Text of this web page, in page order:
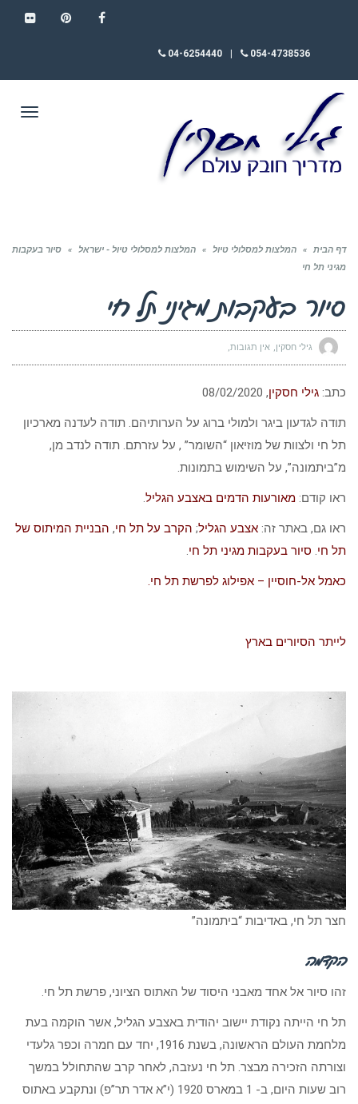
054-4738536
04-6254440
דף הבית » המלצות למסלולי טיול » המלצות למסלולי טיול - ישראל »
סיור בעקבות
מגיני תל חי
סיור בעקבות מגיני תל חי
גילי חסקין אין תגובות
כתב: גילי חסקין, ‏‏‏08/02/2020
תודה לגדעון ביגר ולמולי ברוג על הערותיהם. תודה לעדנה מארכיון
תל חי ולצוות של מוזיאון “השומר” , על עזרתם. תודה לנדב מן,
מ”ביתמונה”, על השימוש בתמונות.
ראו קודם: מאורעות הדמים באצבע הגליל.
ראו גם, באתר זה: אצבע הגליל; הקרב על תל חי, הבניית המיתוס של
תל חי. סיור בעקבות מגיני תל חי.
כאמל אל-חוסיין – אפילוג לפרשת תל חי.
לייתר הסיורים בארץ
חצר תל חי, באדיבות “ביתמונה”
הקדמה
זהו סיור אל אחד מאבני היסוד של האתוס הציוני, פרשת תל חי.
תל חי הייתה נקודת יישוב יהודית באצבע הגליל, אשר הוקמה בעת
מלחמת העולם הראשונה, בשנת 1916, יחד עם חמרה וכפר גלעדי
וצורתה הזכירה מבצר. תל חי נעזבה, לאחר קרב שהתחולל במשך
רוב שעות היום, ב- 1 במארס 1920 (י”א אדר תר”פ) ונתקבע באתוס